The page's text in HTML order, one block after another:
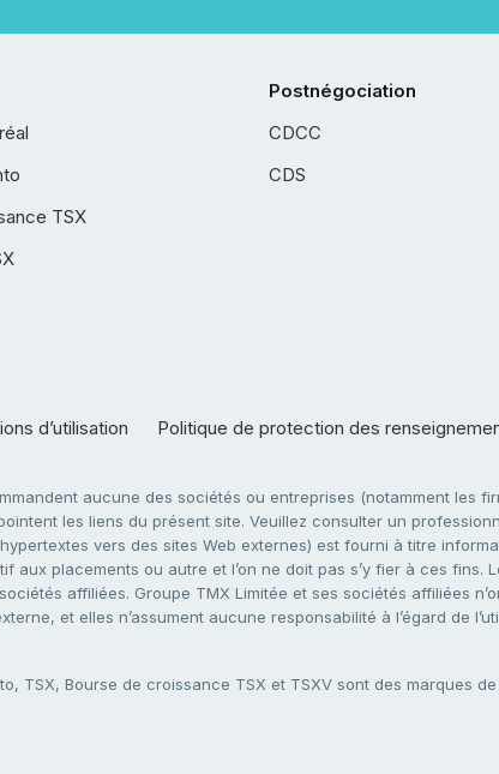
TSX
Postnégociation
CDCC
CDS
d’utilisation Politique de protection des
aucune des sociétés ou entreprises (notamment les
les liens du présent site. Veuillez consulter un
vers des sites Web externes) est fourni à titre
placements ou autre et l’on ne doit pas s’y fier à ces
affiliées. Groupe TMX Limitée et ses sociétés affiliées
et elles n’assument aucune responsabilité à l’égard de
TSX, Bourse de croissance TSX et TSXV sont des marques